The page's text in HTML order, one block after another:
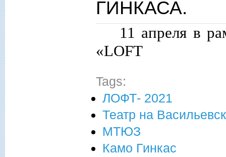
ГИНКАСА.
11 апреля в
«LOFT
Tags:
ЛОФТ- 2021
Театр на
МТЮЗ
Камо Гинкас